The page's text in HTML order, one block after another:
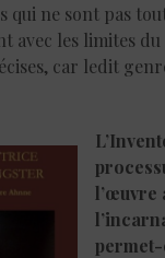
qui ne sont pas
avec les limites
car ledit
l’œuvre
permet-